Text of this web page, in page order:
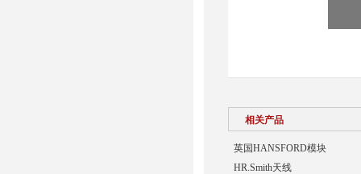
相关产品
英国HANSFORD模块
HR.Smith天线